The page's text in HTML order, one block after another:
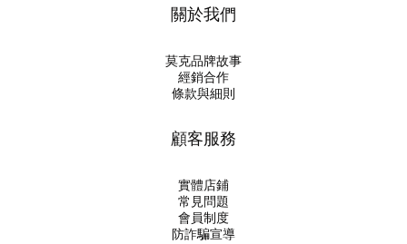
關於我們
莫克品牌故事
經銷合作
條款與細則
顧客服務
實體店鋪
常見問題
會員制度
防詐騙宣導